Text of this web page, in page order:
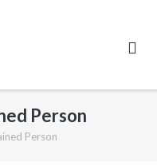
Person
Person